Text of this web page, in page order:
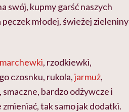
swój, kupmy garść naszych
młodej, świeżej zieleniny
marchewki, rzodkiewki,
czosnku, rukola,jarmuż,
bardzo odżywcze i
tak samo jak dodatki.